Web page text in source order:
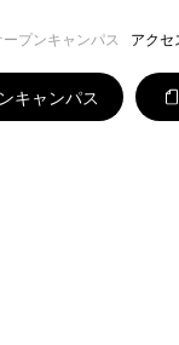
アクセ
キャンパス
プンキャンパス